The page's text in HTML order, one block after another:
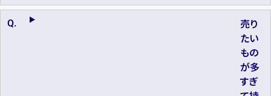
売り
たい
もの
が多
すぎ